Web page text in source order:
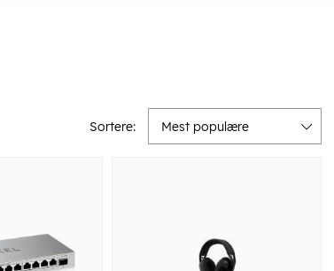
Sortere: Mest populære